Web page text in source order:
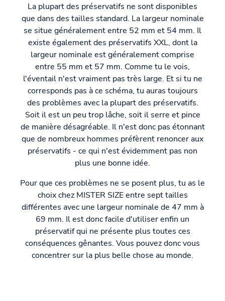
La plupart des préservatifs ne sont disponibles
que dans des tailles standard. La largeur nominale
se situe généralement entre 52 mm et 54 mm. Il
existe également des préservatifs XXL, dont la
largeur nominale est généralement comprise
entre 55 mm et 57 mm. Comme tu le vois,
l'éventail n'est vraiment pas très large. Et si tu ne
corresponds pas à ce schéma, tu auras toujours
des problèmes avec la plupart des préservatifs.
Soit il est un peu trop lâche, soit il serre et pince
de manière désagréable. Il n'est donc pas étonnant
que de nombreux hommes préfèrent renoncer aux
préservatifs - ce qui n'est évidemment pas non
plus une bonne idée.
Pour que ces problèmes ne se posent plus, tu as le
choix chez MISTER SIZE entre sept tailles
différentes avec une largeur nominale de 47 mm à
69 mm. Il est donc facile d'utiliser enfin un
préservatif qui ne présente plus toutes ces
conséquences gênantes. Vous pouvez donc vous
concentrer sur la plus belle chose au monde.